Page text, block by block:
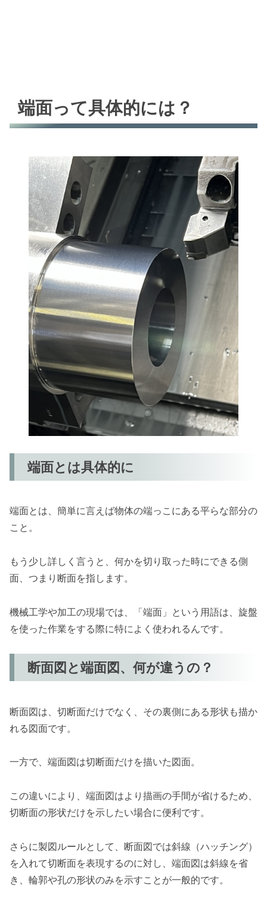
端面って具体的には？
端面とは具体的に
端面とは、簡単に言えば物体の端っこにある平らな部分の
こと。
もう少し詳しく言うと、何かを切り取った時にできる側
面、つまり断面を指します。
機械工学や加工の現場では、「端面」という用語は、旋盤
を使った作業をする際に特によく使われるんです。
断面図と端面図、何が違うの？
断面図は、切断面だけでなく、その裏側にある形状も描か
れる図面です。
一方で、端面図は切断面だけを描いた図面。
この違いにより、端面図はより描画の手間が省けるため、
切断面の形状だけを示したい場合に便利です。
さらに製図ルールとして、断面図では斜線（ハッチング）
を入れて切断面を表現するのに対し、端面図は斜線を省
き、輪郭や孔の形状のみを示すことが一般的です。